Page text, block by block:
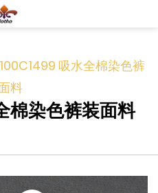
吸水全棉染色裤
料
棉染色裤装面料